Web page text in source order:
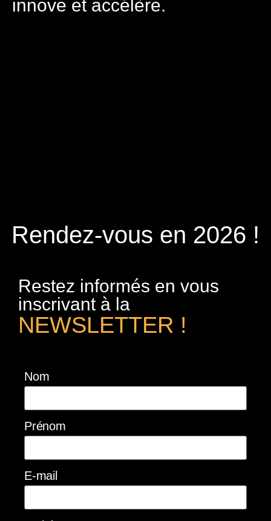
innove et accélère.
Rendez-vous en 2026 !
Restez informés en vous
inscrivant à la
NEWSLETTER !
Nom
Prénom
E-mail